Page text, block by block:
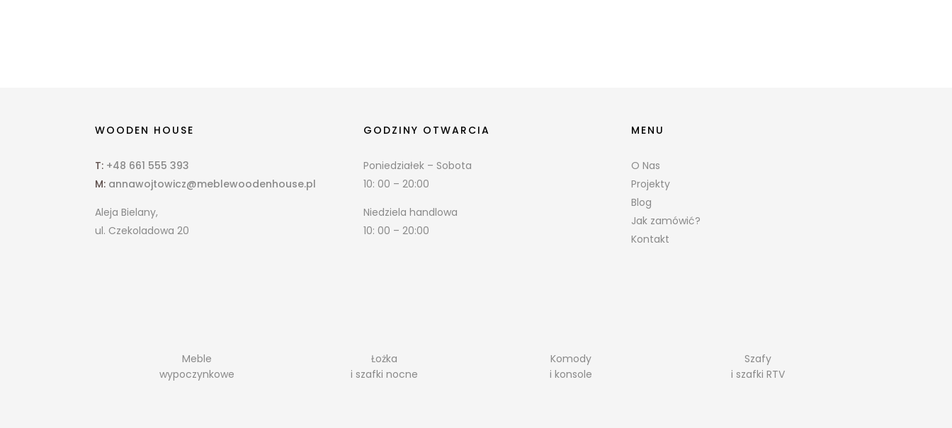
WOODEN HOUSE
T: +48 661 555 393
M: annawojtowicz@meblewoodenhouse.pl
Aleja Bielany,
ul. Czekoladowa 20
GODZINY OTWARCIA
Poniedziałek – Sobota
10: 00 – 20:00
Niedziela handlowa
10: 00 – 20:00
MENU
O Nas
Projekty
Blog
Jak zamówić?
Kontakt
Meble
wypoczynkowe
Łożka
i szafki nocne
Komody
i konsole
Szafy
i szafki RTV